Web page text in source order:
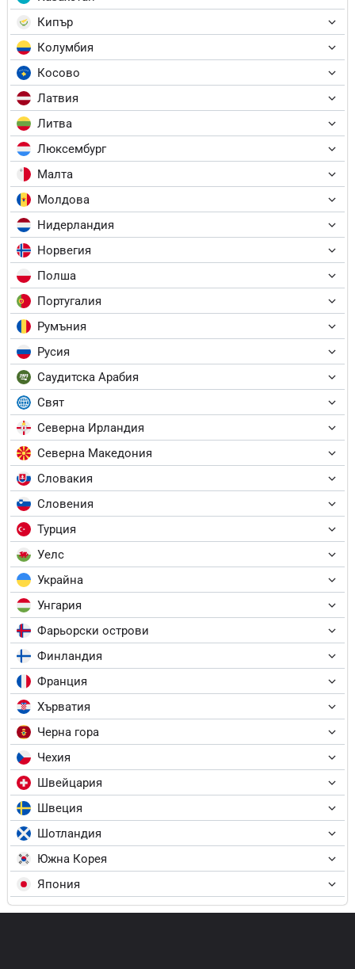
Кипър
Колумбия
Косово
Латвия
Литва
Люксембург
Малта
Молдова
Нидерландия
Норвегия
Полша
Португалия
Румъния
Русия
Саудитска Арабия
Свят
Северна Ирландия
Северна Македония
Словакия
Словения
Турция
Уелс
Украйна
Унгария
Фарьорски острови
Финландия
Франция
Хърватия
Черна гора
Чехия
Швейцария
Швеция
Шотландия
Южна Корея
Япония